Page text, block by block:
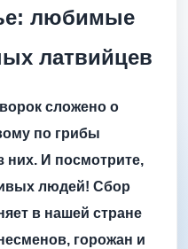
любимые
латвийцев
сложено о
по грибы
них. И посмотрите,
людей! Сбор
в нашей стране
горожан и